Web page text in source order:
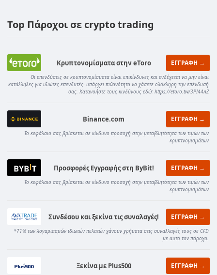
Top Πάροχοι σε crypto trading
Κρυπτονομίσματα στην eToro ΕΓΓΡΑΦΗ →
Οι επενδύσεις σε κρυπτονομίσματα είναι επικίνδυνες και ενδέχεται να μην είναι
κατάλληλες για ιδιώτες επενδυτές· υπάρχει πιθανότητα να χάσετε ολόκληρη την επένδυσή
σας. Κατανοήστε τους κινδύνους εδώ: https://etoro.tw/3PI44nZ
Binance.com ΕΓΓΡΑΦΗ →
Το κεφάλαιο σας βρίσκεται σε κίνδυνο προσοχή στην μεταβλητότητα των τιμών των
κρυπτνομισμάτων
Προσφορές Εγγραφής στη ByBit! ΕΓΓΡΑΦΗ →
Το κεφάλαιο σας βρίσκεται σε κίνδυνο προσοχή στην μεταβλητότητα των τιμών των
κρυπτνομισμάτων
Συνδέσου και ξεκίνα τις συναλαγές! ΕΓΓΡΑΦΗ →
*71% των λογαριασμών ιδιωτών πελατών χάνουν χρήματα στις συναλλαγές τους σε CFD
με αυτό τον πάροχο.
Ξεκίνα με Plus500 ΕΓΓΡΑΦΗ →